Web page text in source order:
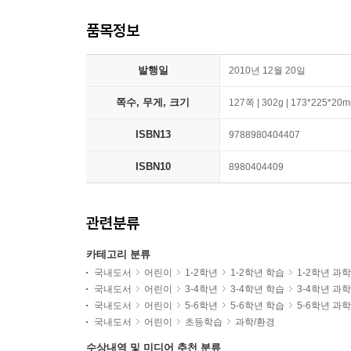
품목정보
발행일 2010년 12월 20일
쪽수, 무게, 크기 127쪽 | 302g |
ISBN13 9788980404407
ISBN10 8980404409
관련분류
카테고리 분류
국내도서 어린이 1-2학년 1-2학년 학습
1-2학년 과
국내도서
어린이 3-4학년 3-4학년 학습
3-4학년 과
국내도서
어린이 5-6학년 5-6학년 학습
5-6학년 과
국내도서
어린이 초등학습 과학/환경
수상내역 및 미디어 추천 분류